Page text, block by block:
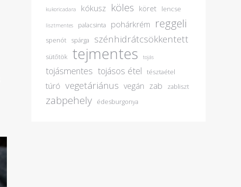
kukoricadara kókusz köles köret lencse
lisztmentes palacsinta pohárkrém reggeli
spenót spárga szénhidrátcsökkentett
sütőtök tejmentes tojás
tojásmentes tojásos étel tésztaétel
túró vegetáriánus vegán zab zabliszt
zabpehely édesburgonya